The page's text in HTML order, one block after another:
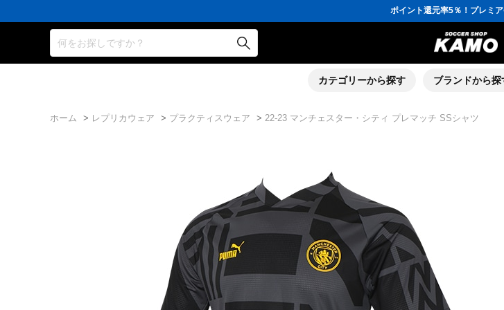
ポイント還元率5％！プレミ
会員の方にはお誕生月に「10％OFFク
16,000円(税込)以上でシューズケー
3,300円(税込)以上で送料
ポイント還元率5％！プレミア
会員の方にはお誕生月に「10％OFFク
何をお探しですか？
カテゴリーから探す ブランドから探
ホーム > レプリカウェア > プラクティスウェア > 22-23 マンチェスター・シティ プレマッチ SSシャツ